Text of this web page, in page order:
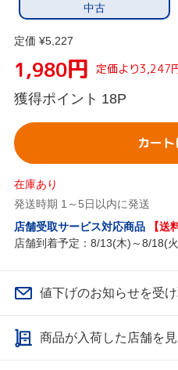
中古
定価 ¥5,227
1,980円 定価より3,247
獲得ポイント 18P
カー
在庫あり
発送時期 1～5日以内に発送
店舗受取サービス対応商品
【送
店舗到着予定：8/13(木)～8/18(
値下げのお知らせを受
商品が入荷した店舗を見